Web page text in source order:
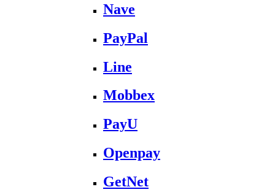
Nave
PayPal
Line
Mobbex
PayU
Openpay
GetNet